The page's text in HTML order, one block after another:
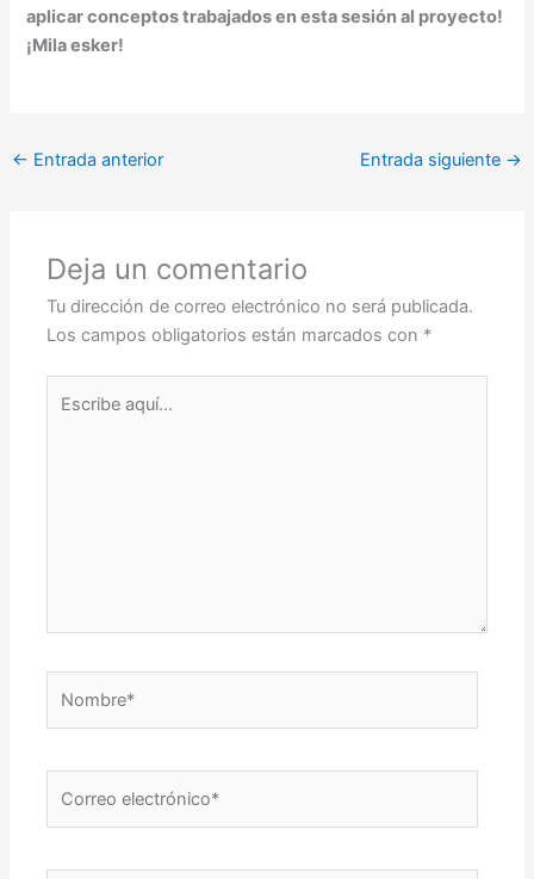
aplicar conceptos trabajados en esta sesión al proyecto!
¡Mila esker!
← Entrada anterior Entrada siguiente →
Deja un comentario
Tu dirección de correo electrónico no será publicada.
Los campos obligatorios están marcados con *
aquí...
electrónico*